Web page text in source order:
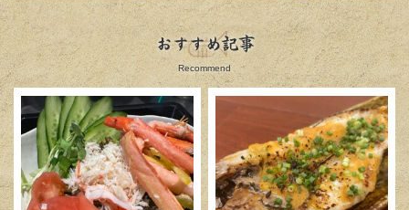
おすすめ記事
Recommend